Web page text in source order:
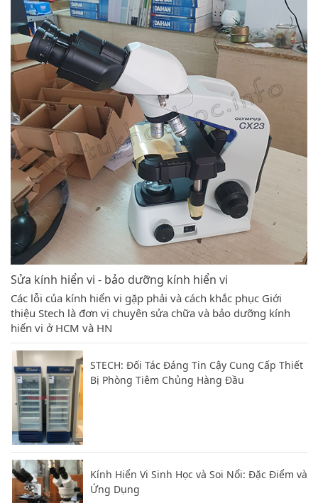
Sửa kính hiển vi - bảo dưỡng kính hiển vi
Các lỗi của kính hiển vi gặp phải và cách khắc phục Giới
thiệu Stech là đơn vị chuyên sửa chữa và bảo dưỡng kính
hiển vi ở HCM và HN
STECH: Đối Tác Đáng Tin Cậy Cung Cấp Thiết
Bị Phòng Tiêm Chủng Hàng Đầu
Kính Hiển Vi Sinh Học và Soi Nổi: Đặc Điểm và
Ứng Dụng